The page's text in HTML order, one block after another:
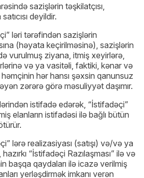
sazişlərin təşkilatçısı,
deyildir.
ləri tərəfindən sazişlərin
(həyata keçirilməsinə), sazişlərin
vurulmuş ziyana, itmiş xeyirlərə,
və ya vasitəli, faktiki, kənar və
hər hansı şəxsin qanunsuz
zərərə görə məsuliyyət daşımır.
istifadə edərək, “İstifadəçi”
elanların istifadəsi ilə bağlı bütün
lərə realizasiyası (satışı) və/və ya
“İstifadəçi Razılaşması” ilə və
başqa qaydaları ilə icazə verilmiş
yerləşdirmək imkanı verən